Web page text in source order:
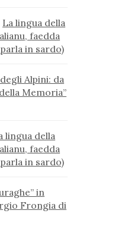
La lingua della
faedda
in sardo)
Alpini: da
Memoria”
lingua della
faedda
in sardo)
in
Frongia di